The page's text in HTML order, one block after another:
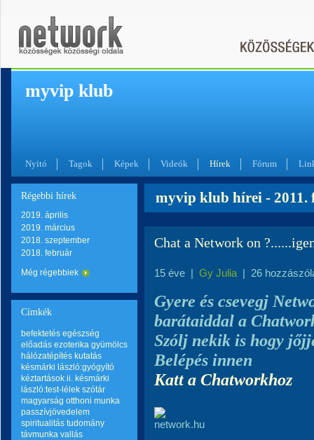
myvip klub
Nyitó Tagok Képek Videók Hírek Fórum
Régebbi hírek
2019. április
2019. március
2018. szeptember
2018. február
Még régebbiek
Címkék
befektetés egészség
előadás ezoterika gyümölcs
hálózatépítés kutatás
késmárki lászló:gyógyító
kéztartások ii. késmárki
lászló:test-lélek szótár
magyarság otthoni munka
passzívjövedelem
spiritualitás tudomány
távmunka vallás
myvip klub hírei - 2011.
Chat a Network on
15 éve | Gy Julia | 26
Gyere és csevegj
barátaiddal a
Szólj nekik is hogy
Belépés innen
Katt a Chatworkhoz